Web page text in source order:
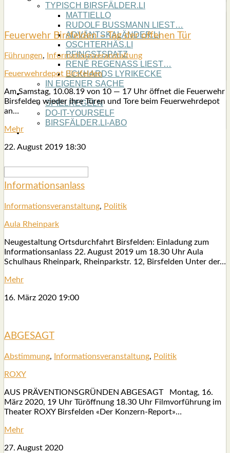
TYPISCH BIRSFÄLDER.LI
MATTIELLO
RUDOLF BUSS­MANN LIEST…
ADVÄNTSKALÄNDER.LI
OSCHTERHÄS.LI
PFINGST­SPATZ
RENÉ REGEN­ASS LIEST…
ECK­HARDS LYRIK­ECKE
IN EIGE­NER SACHE
SO GOOT’S
SPIEL­RE­GELN
DO-IT-YOUR­S­ELF
BIRSFÄLDER.LI-ABO
Feu­er­wehr Birs­fel­den – Tag der offe­nen Tür
Füh­run­gen, Infor­ma­ti­ons­ver­an­stal­tung
Feu­er­wehr­de­pot Birs­fel­den
Am Sams­tag, 10.08.19 von 10 — 17 Uhr öff­net die Feu­er­wehr
Birs­fel­den wie­der ihre Türen und Tore beim Feu­er­wehr­de­pot
an…
Mehr
22. August 2019 18:30
Infor­ma­ti­ons­an­lass
Infor­ma­ti­ons­ver­an­stal­tung, Poli­tik
Aula Rhein­park
Neu­ge­stal­tung Orts­durch­fahrt Birs­fel­den: Ein­la­dung zum
Infor­ma­ti­ons­an­lass 22. August 2019 um 18.30 Uhr Aula
Schul­haus Rhein­park, Rhein­park­str. 12, Birs­fel­den Unter der…
Mehr
16. März 2020 19:00
ABGESAGT
Abstim­mung, Infor­ma­ti­ons­ver­an­stal­tung, Poli­tik
ROXY
AUS PRÄVENTIONSGRÜNDEN ABGESAGT Mon­tag, 16.
März 2020, 19 Uhr Tür­öff­nung 18.30 Uhr Film­vor­füh­rung im
Thea­ter ROXY Birs­fel­den «Der Kon­zern-Report»…
Mehr
27. August 2020